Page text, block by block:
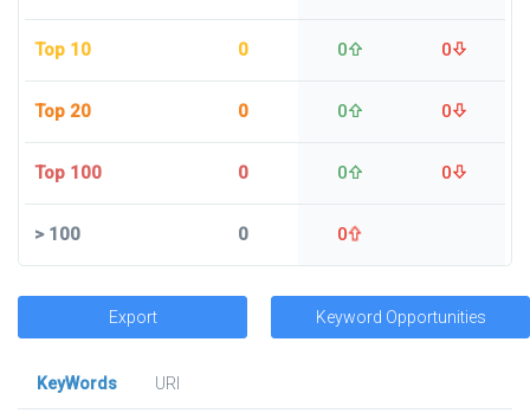
Top 10 0 0 0
Top 20 0 0 0
Top 100 0 0 0
>100 0 0
Export Keyword Opportunities
KeyWords
URl